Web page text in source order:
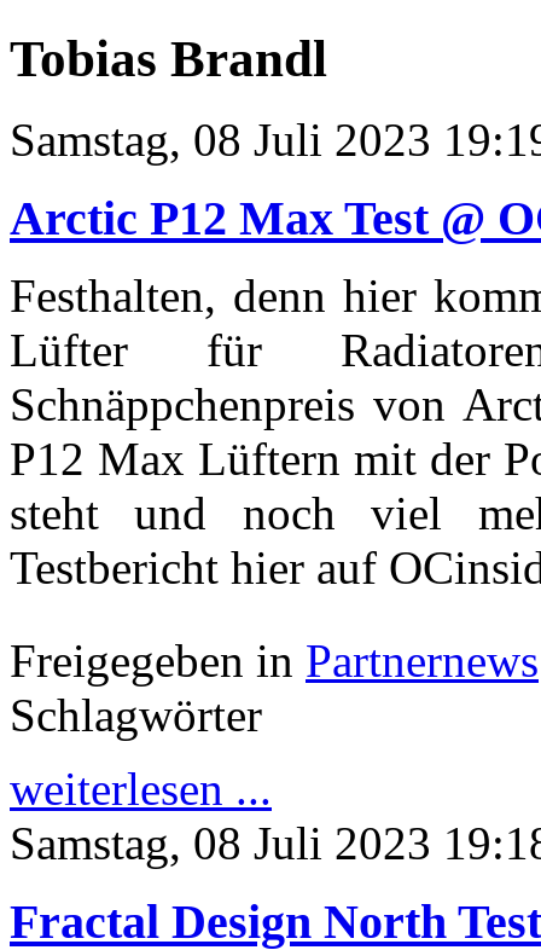
Tobias Brandl
Samstag, 08 Juli 2023
Arctic P12 Max Test @
Festhalten, denn hier
Lüfter für
Schnäppchenpreis von
P12 Max Lüftern mit der
steht und noch viel
Testbericht hier auf
Freigegeben in Partnernews
Schlagwörter
weiterlesen ...
Samstag, 08 Juli 2023
Fractal Design North